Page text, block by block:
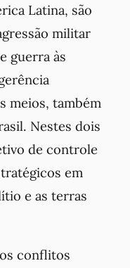
Latina, são
militar
guerra às
meios, também
Nestes dois
de controle
em
e as terras
conflitos